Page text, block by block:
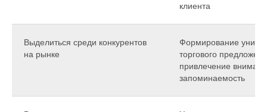
клиента
Выделиться среди конкурентов
на рынке
Формирование
торгового
привлечение
запоминаемость